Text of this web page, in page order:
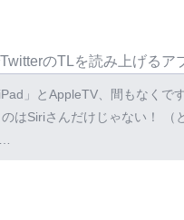
のTLを読み上げるア
iPad」とAppleTV、間もなく
はSiriさんだけじゃない！